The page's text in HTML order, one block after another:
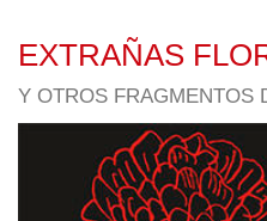
EXTRAÑAS
Y OTROS FRAGMENTOS